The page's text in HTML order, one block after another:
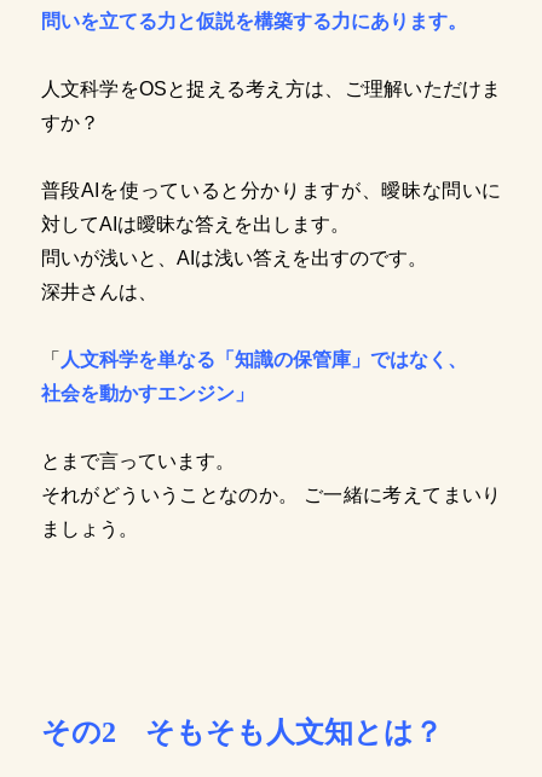
問いを立てる力と仮説を構築する力にあります。
人文科学をOSと捉える考え方は、ご理解いただけま
すか？
普段AIを使っていると分かりますが、曖昧な問いに
対してAIは曖昧な答えを出します。
問いが浅いと、AIは浅い答えを出すのです。
深井さんは、
「 人文科学を単なる「知識の保管庫」ではなく、
社会を動かすエンジン」
とまで言っています。
それがどういうことなのか。 ご一緒に考えてまいり
ましょう。
その2 そもそも人文知とは？